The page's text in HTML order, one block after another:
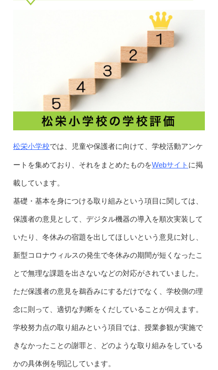
松栄小学校では、児童や保護者に向けて、学校活動アンケ
ートを集めており、それをまとめたものをWebサイト に掲
載しています。
基礎・基本を身につける取り組みという項目に関しては、
保護者の意見として、デジタル機器の導入を順次実装して
いたり、冬休みの宿題を出してほしいという意見に対し、
新型コロナウィルスの発生で冬休みの期間が短くなったこ
とで無理な課題を出さないなどの対応がされていました。
ただ保護者の意見を鵜呑みにするだけでなく、学校側の理
念に則って、適切な判断をくだしていることが伺えます。
学校努力点の取り組みという項目では、授業参観が実施で
きなかったことの謝罪と、どのような取り組みをしている
かの具体例を明記しています。